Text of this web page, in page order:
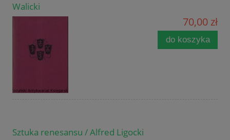
Walicki
70,00 zł
do koszyka
Sztuka renesansu / Alfred Ligocki